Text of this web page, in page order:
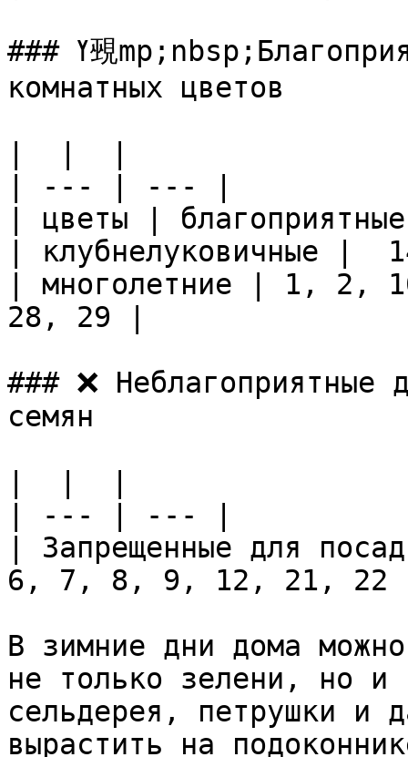
### ߌ覡mp;nbsp;Благоприятные дни для посадки
комнатных цветов
| --- | --- |
| цветы |
| клубнелуковичные
| многолетние | 1,
28, 29 |
### ❌
семян
| --- | --- |
| Запрещенные для
6, 7, 8, 9, 12, 21, 22
В зимние дни дома
не только зелени, но и
сельдерея, петрушки и
вырастить на